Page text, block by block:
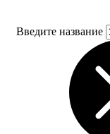
Введите название